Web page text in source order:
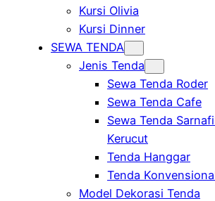
Kursi Olivia
Kursi Dinner
SEWA TENDA
Jenis Tenda
Sewa Tenda Roder
Sewa Tenda Cafe
Sewa Tenda
Kerucut
Tenda Hanggar
Tenda
Model Dekorasi Tenda